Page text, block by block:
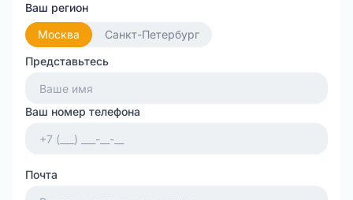
Ваш регион
Москва
Санкт-Петербург
Представьтесь
Ваш номер телефона
Почта